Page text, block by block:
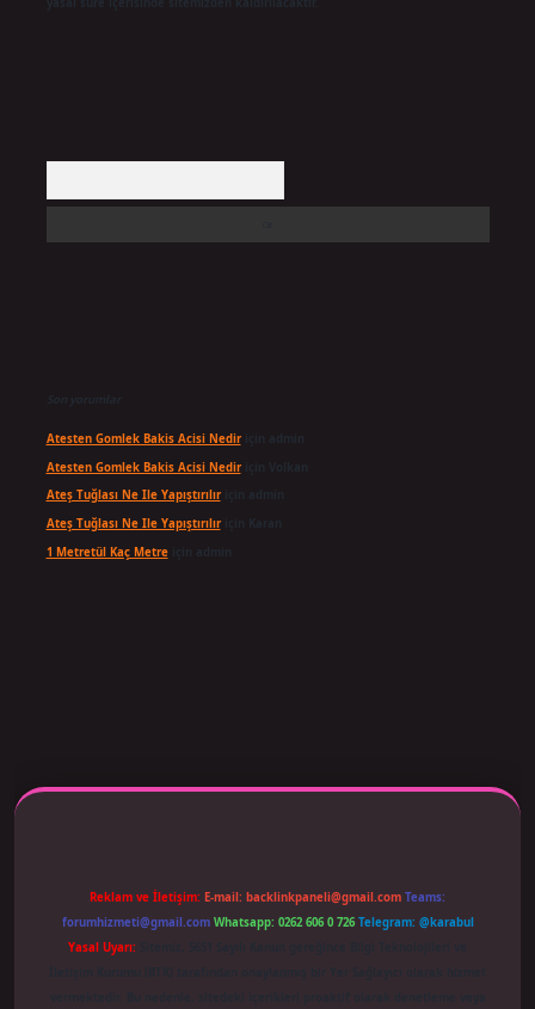
Son yorumlar
Atesten Gomlek Bakis Acisi Nediriçin
Atesten Gomlek Bakis Acisi Nediriçin
Ateş Tuğlası Ne Ile Yapıştırılıriçin
Ateş Tuğlası Ne Ile Yapıştırılıriçin
1 Metretül Kaç Metreiçin
Reklam ve İletişim: E-mail: backlinkpaneli@gmail.com Teams:
forumhizmeti@gmail.com Whatsapp: 0262 606 0 726 Telegram: @karabul
Yasal Uyarı: